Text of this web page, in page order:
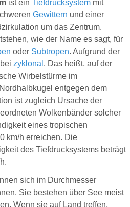
ist einTiefdrucksystem mit
Gewittern und einer
um das Zentrum.
wie der Name es sagt, für
oder Subtropen. Aufgrund der
zyklonal . Das heißt, auf der
Wirbelstürme im
entgegen dem
ist zugleich Ursache der
Wolkenbänder solcher
eines tropischen
km/h erreichen. Die
des Tiefdrucksystems beträgt
sich im Durchmesser
Sie bestehen über See meist
Wenn sie auf Land treffen,